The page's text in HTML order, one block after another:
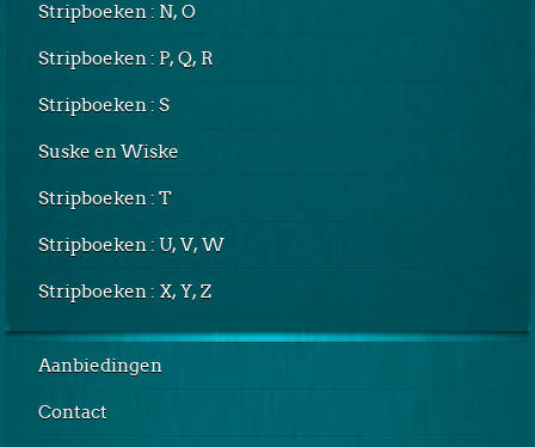
Stripboeken : N, O
Stripboeken : P, Q, R
Stripboeken : S
Suske en Wiske
Stripboeken : T
Stripboeken : U, V, W
Stripboeken : X, Y, Z
Aanbiedingen
Contact